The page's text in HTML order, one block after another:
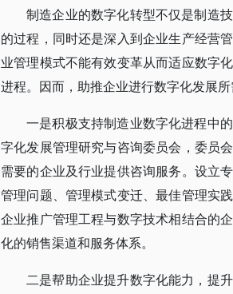
制造企业的数字化转型不仅是制造
的过程，同时还是深入到企业生产经营
业管理模式不能有效变革从而适应数字
进程。因而，助推企业进行数字化发展
一是积极支持制造业数字化进程中
字化发展管理研究与咨询委员会，委员
需要的企业及行业提供咨询服务。设立
管理问题、管理模式变迁、最佳管理实
企业推广管理工程与数字技术相结合的
化的销售渠道和服务体系。
二是帮助企业提升数字化能力，提